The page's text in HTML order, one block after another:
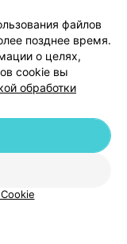
рекламы
договор
оплаты
файлов
позднее время.
о целях,
cookie вы
обработки